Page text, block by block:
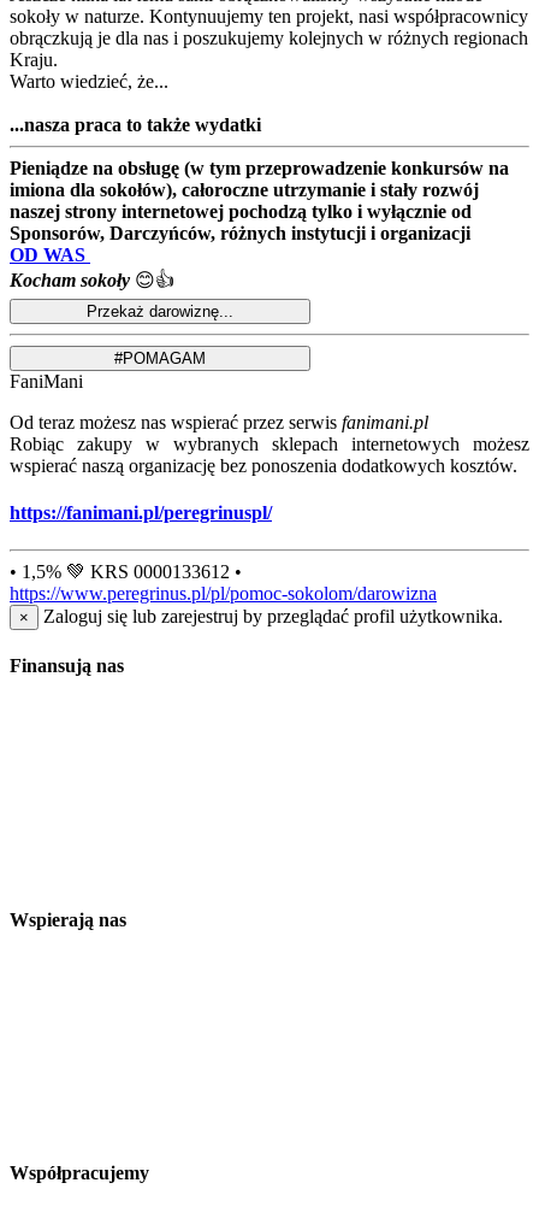
sokoły w naturze. Kontynuujemy ten projekt, nasi współpracownicy
obrączkują je dla nas i poszukujemy kolejnych w różnych regionach
Kraju.
Warto wiedzieć, że...
...nasza praca to także wydatki
Pieniądze na obsługę (w tym przeprowadzenie konkursów na
imiona dla sokołów), całoroczne utrzymanie i stały rozwój
naszej strony internetowej pochodzą tylko i wyłącznie od
Sponsorów, Darczyńców, różnych instytucji i organizacji
OD WAS
Kocham sokoły 😊👍
FaniMani
Od teraz możesz nas wspierać przez serwis fanimani.pl
Robiąc zakupy w wybranych sklepach internetowych możesz
wspierać naszą organizację bez ponoszenia dodatkowych kosztów.
https://fanimani.pl/peregrinuspl/
• 1,5% 💚 KRS 0000133612 •
https://www.peregrinus.pl/pl/pomoc-sokolom/darowizna
× Zaloguj się lub zarejestruj by przeglądać profil użytkownika.
Finansują nas
Wspierają nas
Współpracujemy